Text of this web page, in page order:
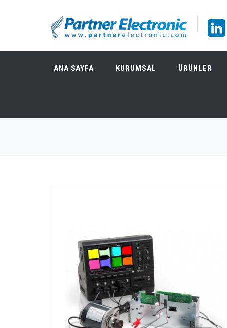
ANA SAYFA KURUMSAL ÜRÜNLER